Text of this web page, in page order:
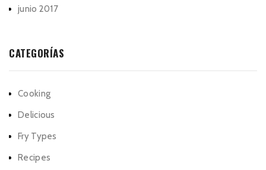
junio 2017
CATEGORÍAS
Cooking
Delicious
Fry Types
Recipes